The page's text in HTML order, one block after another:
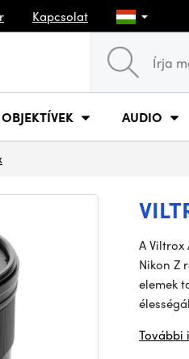
Kapcsolat
OBJEKTÍVEK AUDIO
A Viltrox
Nikon Z
elemek
További